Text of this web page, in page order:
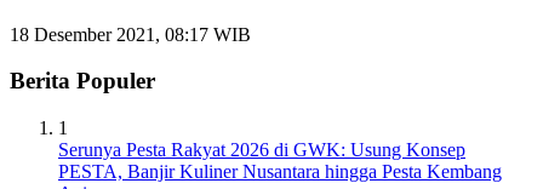
18 Desember 2021, 08:17 WIB
Berita Populer
1
Serunya Pesta Rakyat 2026 di GWK: Usung Konsep
PESTA, Banjir Kuliner Nusantara hingga Pesta Kembang